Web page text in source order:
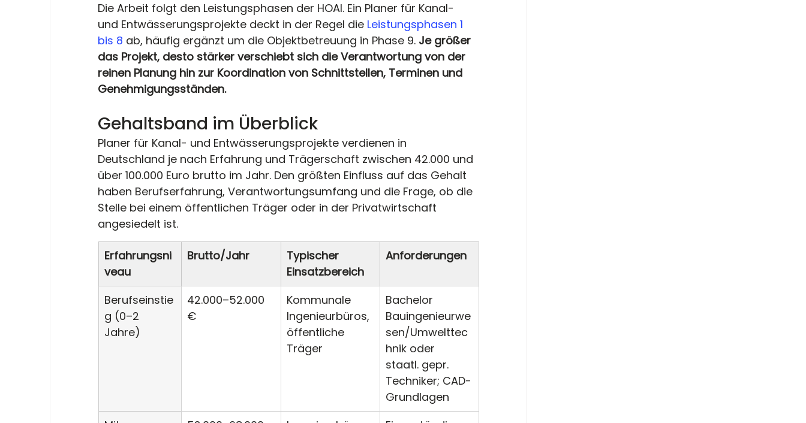
Die Arbeit folgt den Leistungsphasen der HOAI. Ein Planer für Kanal-
und Entwässerungsprojekte deckt in der Regel die Leistungsphasen 1
bis 8 ab, häufig ergänzt um die Objektbetreuung in Phase 9. Je größer
das Projekt, desto stärker verschiebt sich die Verantwortung von der
reinen Planung hin zur Koordination von Schnittstellen, Terminen und
Genehmigungsständen.
Gehaltsband im Überblick
Planer für Kanal- und Entwässerungsprojekte verdienen in
Deutschland je nach Erfahrung und Trägerschaft zwischen 42.000 und
über 100.000 Euro brutto im Jahr. Den größten Einfluss auf das Gehalt
haben Berufserfahrung, Verantwortungsumfang und die Frage, ob die
Stelle bei einem öffentlichen Träger oder in der Privatwirtschaft
angesiedelt ist.
Erfahrungsni
veau
Brutto/Jahr
Typischer
Einsatzbereich
Anforderungen
Berufseinstie
g (0–2
Jahre)
42.000–52.000
€
Kommunale
Ingenieurbüros,
öffentliche
Träger
Bachelor
Bauingenieurwe
sen/Umwelttec
hnik oder
staatl. gepr.
Techniker; CAD-
Grundlagen